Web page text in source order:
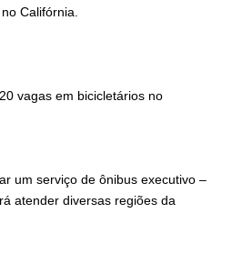
Califórnia.
vagas em bicicletários no
um serviço de ônibus executivo –
atender diversas regiões da